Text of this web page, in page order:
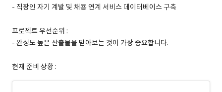
- 직장인 자기 계발 및 채용 연계 서비스 데이터베이스 구축
프로젝트 우선순위 :
- 완성도 높은 산출물을 받아보는 것이 가장 중요합니다.
현재 준비 상황 :